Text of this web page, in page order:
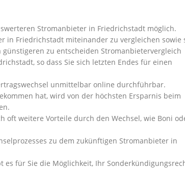
Stromanbieter in Friedrichstadt möglich.
in Friedrichstadt miteinander zu vergleichen sowie
zu entscheiden Stromanbietervergleich
so dass Sie sich letzten Endes für einen
unmittelbar online durchführbar.
hat, wird von der höchsten Ersparnis beim
oft weitere Vorteile durch den Wechsel, wie Boni
zu dem zukünftigen Stromanbieter in
für Sie die Möglichkeit, Ihr